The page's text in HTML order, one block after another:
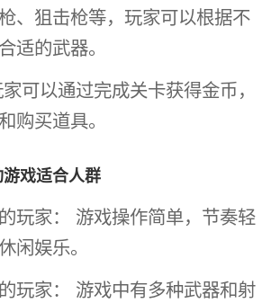
、狙击枪等，玩家可以根据不
适的武器。
可以通过完成关卡获得金币，
购买道具。
戏适合人群
玩家： 游戏操作简单，节奏轻
闲娱乐。
玩家： 游戏中有多种武器和射